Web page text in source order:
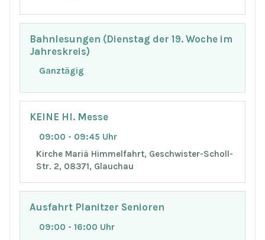
Bahnlesungen (Dienstag der 19. Woche im
Jahreskreis)
Ganztägig
KEINE Hl. Messe
09:00 - 09:45 Uhr
Kirche Mariä Himmelfahrt, Geschwister-Scholl-
Str. 2, 08371, Glauchau
Ausfahrt Planitzer Senioren
09:00 - 16:00 Uhr